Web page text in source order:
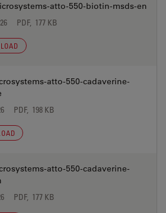
atto-550-biotin-msds-en
PDF, 177 KB
atto-550-cadaverine-
PDF, 198 KB
atto-550-cadaverine-
PDF, 177 KB